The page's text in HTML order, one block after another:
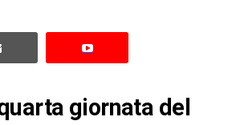
giornata del